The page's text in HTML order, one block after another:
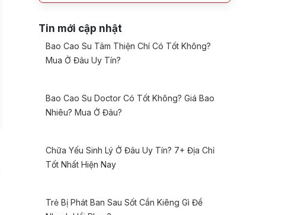
Tin mới cập nhật
Bao Cao Su Tâm Thiện Chí Có Tốt Không?
Mua Ở Đâu Uy Tín?
Bao Cao Su Doctor Có Tốt Không? Giá Bao
Nhiêu? Mua Ở Đâu?
Chữa Yếu Sinh Lý Ở Đâu Uy Tín? 7+ Địa Chỉ
Tốt Nhất Hiện Nay
Trẻ Bị Phát Ban Sau Sốt Cần Kiêng Gì Để